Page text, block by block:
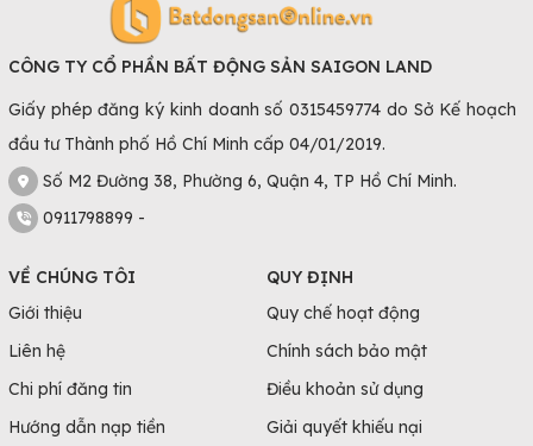
CÔNG TY CỔ PHẦN BẤT ĐỘNG SẢN SAIGON LAND
Giấy phép đăng ký kinh doanh số 0315459774 do Sở Kế hoạch
đầu tư Thành phố Hồ Chí Minh cấp 04/01/2019.
Số M2 Đường 38, Phường 6, Quận 4, TP Hồ Chí Minh.
0911798899 -
VỀ CHÚNG TÔI
Giới thiệu
Liên hệ
Chi phí đăng tin
Hướng dẫn nạp tiền
QUY ĐỊNH
Quy chế hoạt động
Chính sách bảo mật
Điều khoản sử dụng
Giải quyết khiếu nại